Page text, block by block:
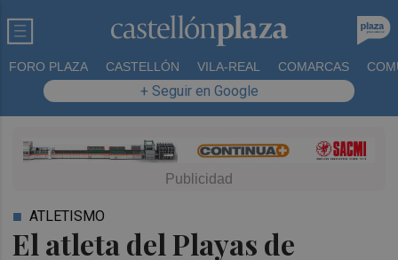
FORO PLAZA CASTELLÓN VILA-REAL COMARCAS
+ Seguir en Google
El atleta del Playas de
ATLETISMO